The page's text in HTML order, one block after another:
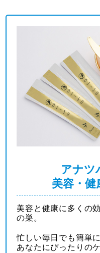
アナツ
美容・健
美容と健康に多くの
の巣。
忙しい毎日でも簡単
あなたにぴったりの